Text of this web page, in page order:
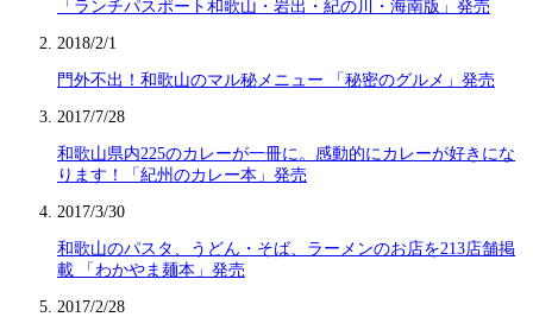
「ランチパスポート和歌山・岩出・紀の川・海南版」発売
2018/2/1
門外不出！和歌山のマル秘メニュー 「秘密のグルメ」発売
2017/7/28
和歌山県内225のカレーが一冊に。感動的にカレーが好きにな
ります！「紀州のカレー本」発売
2017/3/30
和歌山のパスタ、うどん・そば、ラーメンのお店を213店舗掲
載 「わかやま麺本」発売
2017/2/28